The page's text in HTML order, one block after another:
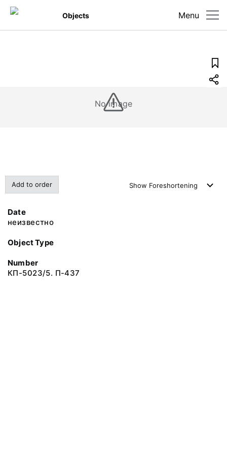
Menu
Objects
No image
Add to order Show Foreshortening
Date
неизвестно
Object Type
Number
КП-5023/5. П-437